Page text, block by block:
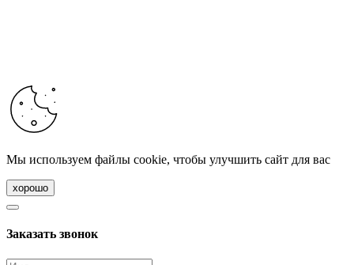
Мы используем файлы cookie, чтобы улучшить сайт для вас
хорошо
Заказать звонок